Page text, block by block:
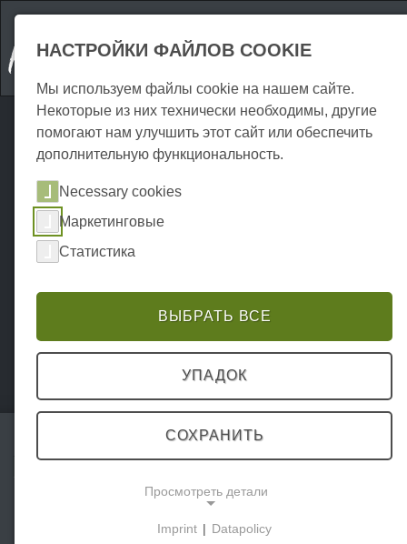
Attraktionen Крытый
Kinder-Regenbogenland
НАСТРОЙКИ ФАЙЛОВ COOKIE
Мы используем файлы cookie на нашем сайте.
Некоторые из них технически необходимы, другие
помогают нам улучшить этот сайт или обеспечить
дополнительную функциональность.
Necessary cookies
Маркетинговые
Статистика
ВЫБРАТЬ ВСЕ
УПАДОК
СОХРАНИТЬ
Просмотреть детали
Imprint | Datapolicy